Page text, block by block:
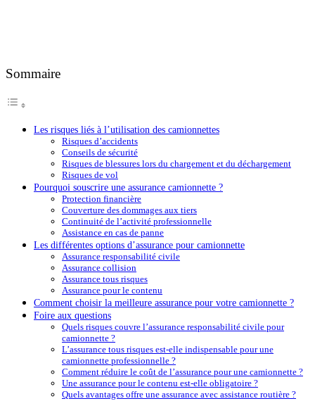
Sommaire
Les risques liés à l’utilisation des camionnettes
Risques d’accidents
Conseils de sécurité
Risques de blessures lors du chargement et du déchargement
Risques de vol
Pourquoi souscrire une assurance camionnette ?
Protection financière
Couverture des dommages aux tiers
Continuité de l’activité professionnelle
Assistance en cas de panne
Les différentes options d’assurance pour camionnette
Assurance responsabilité civile
Assurance collision
Assurance tous risques
Assurance pour le contenu
Comment choisir la meilleure assurance pour votre camionnette ?
Foire aux questions
Quels risques couvre l’assurance responsabilité civile pour
camionnette ?
L’assurance tous risques est-elle indispensable pour une
camionnette professionnelle ?
Comment réduire le coût de l’assurance pour une camionnette ?
Une assurance pour le contenu est-elle obligatoire ?
Quels avantages offre une assurance avec assistance routière ?